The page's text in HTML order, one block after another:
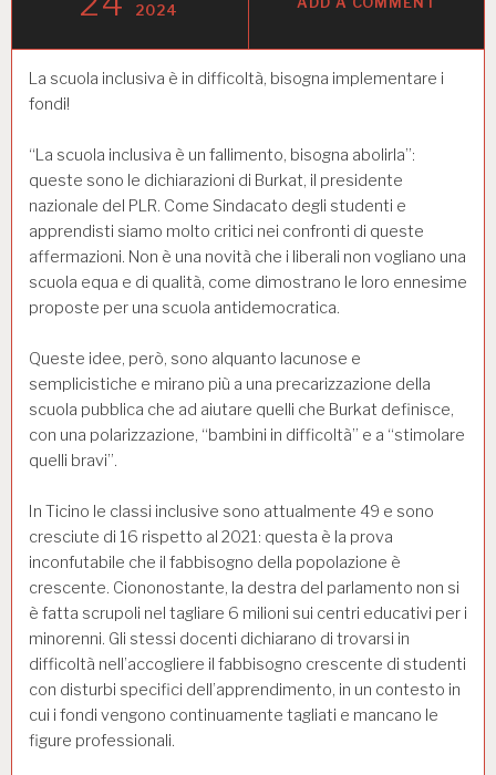
2024
La scuola inclusiva è in difficoltà, bisogna implementare i
fondi!
“La scuola inclusiva è un fallimento, bisogna abolirla”:
queste sono le dichiarazioni di Burkat, il presidente
nazionale del PLR. Come Sindacato degli studenti e
apprendisti siamo molto critici nei confronti di queste
affermazioni. Non è una novità che i liberali non vogliano una
scuola equa e di qualità, come dimostrano le loro ennesime
proposte per una scuola antidemocratica.
Queste idee, però, sono alquanto lacunose e
semplicistiche e mirano più a una precarizzazione della
scuola pubblica che ad aiutare quelli che Burkat definisce,
con una polarizzazione, “bambini in difficoltà” e a “stimolare
quelli bravi”.
In Ticino le classi inclusive sono attualmente 49 e sono
cresciute di 16 rispetto al 2021: questa è la prova
inconfutabile che il fabbisogno della popolazione è
crescente. Ciononostante, la destra del parlamento non si
è fatta scrupoli nel tagliare 6 milioni sui centri educativi per i
minorenni. Gli stessi docenti dichiarano di trovarsi in
difficoltà nell’accogliere il fabbisogno crescente di studenti
con disturbi specifici dell’apprendimento, in un contesto in
cui i fondi vengono continuamente tagliati e mancano le
figure professionali.